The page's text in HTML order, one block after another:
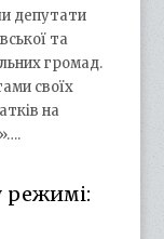
депутати
та
громад.
своїх
на
режимі: